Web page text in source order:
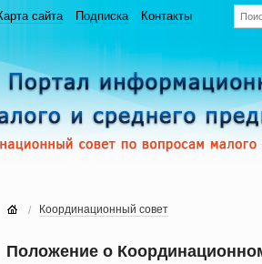
сайта Подписка Контакты
Координационный совет
Положение о